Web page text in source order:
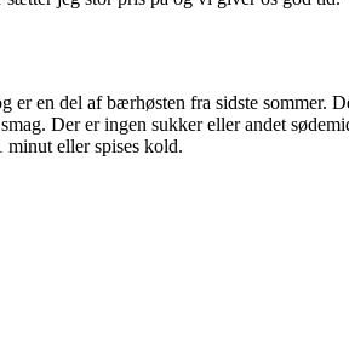
en del af bærhøsten fra sidste sommer.
Der er ingen sukker eller andet
minut eller spises kold.